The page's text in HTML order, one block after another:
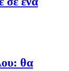
θα